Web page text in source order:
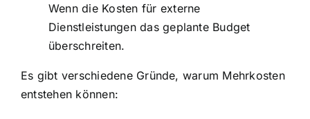
Wenn die Kosten für externe
Dienstleistungen das geplante Budget
überschreiten.
Es gibt verschiedene Gründe, warum Mehrkosten
entstehen können: